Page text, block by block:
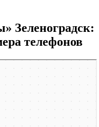
Зеленоградск:
телефонов